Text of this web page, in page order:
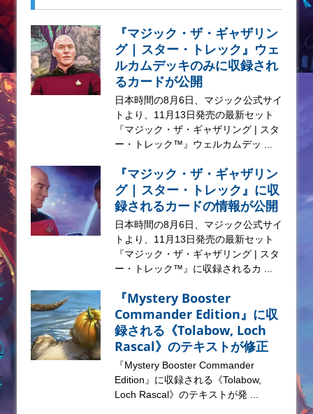
『マジック・ザ・ギャザリン
グ | スター・トレック』ウェ
ルカムデッキのみに収録され
るカードが公開
日本時間の8月6日、マジック公式サイ
トより、11月13日発売の最新セット
『マジック・ザ・ギャザリング | スタ
ー・トレック™』ウェルカムデッ ...
『マジック・ザ・ギャザリン
グ | スター・トレック』に収
録されるカードの情報が公開
日本時間の8月6日、マジック公式サイ
トより、11月13日発売の最新セット
『マジック・ザ・ギャザリング | スタ
ー・トレック™』に収録されるカ ...
『Mystery Booster
Commander Edition』に収
録される《Tolabow, Loch
Rascal》のテキストが修正
『Mystery Booster Commander
Edition』に収録される《Tolabow,
Loch Rascal》のテキストが発 ...